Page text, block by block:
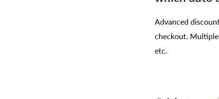
Advanced
checkout. Multiple
etc.